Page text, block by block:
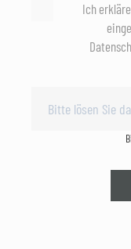
Ich